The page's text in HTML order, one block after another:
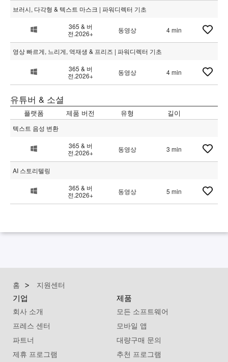
브러시, 다각형 & 텍스트 마스크 | 파워디렉터 기초
365 & 버
전.2026+
동영상 4 min
영상 빠르게, 느리게, 역재생 & 프리즈 | 파워디렉터 기초
365 & 버
전.2026+
동영상 4 min
유튜버 & 소셜
플랫폼 제품 버전 유형 길이
텍스트 음성 변환
365 & 버
전.2026+
동영상 3 min
AI 스토리텔링
365 & 버
전.2026+
동영상 5 min
홈 지원센터
기업
회사 소개
프레스 센터
파트너
제휴 프로그램
제품
모든 소프트웨어
모바일 앱
대량구매 문의
추천 프로그램